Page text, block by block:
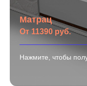
Матрац
От 11390 руб.
Нажмите, чтобы